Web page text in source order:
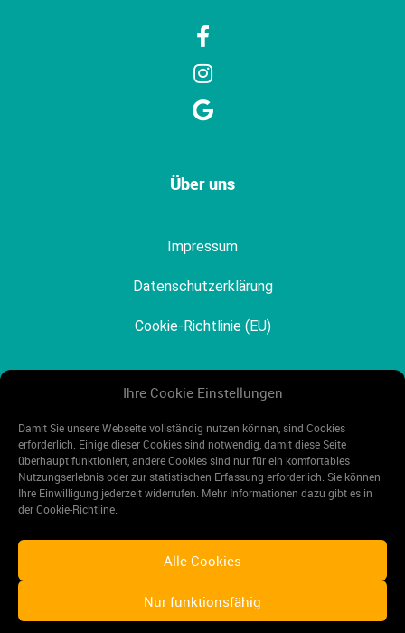
Ihre Cookie Einstellungen
Damit Sie unsere Webseite vollständig nutzen können, sind Cookies
erforderlich. Einige dieser Cookies sind notwendig, damit diese Seite
überhaupt funktioniert, andere Cookies sind nur für ein komfortables
Nutzungs­erlebnis oder zur statistischen Erfassung erforderlich. Sie können
Ihre Einwilligung jederzeit widerrufen. Mehr Informationen dazu gibt es in
der Cookie-Richtline.
Alle Cookies
Nur funktionsfähig
Über uns
Impressum
Datenschutzerklärung
Cookie-Richtlinie (EU)
Mehr Angebote
mobil-and-fun.de
©2026 eQone. All rights reserved.